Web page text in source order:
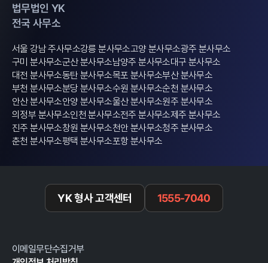
법무법인 YK
전국 사무소
서울 강남 주사무소강릉 분사무소고양 분사무소광주 분사무소
구미 분사무소군산 분사무소남양주 분사무소대구 분사무소
대전 분사무소동탄 분사무소목포 분사무소부산 분사무소
부천 분사무소분당 분사무소수원 분사무소순천 분사무소
안산 분사무소안양 분사무소울산 분사무소원주 분사무소
의정부 분사무소인천 분사무소전주 분사무소제주 분사무소
진주 분사무소창원 분사무소천안 분사무소청주 분사무소
춘천 분사무소평택 분사무소포항 분사무소
YK 형사 고객센터 1555-7040
이메일무단수집거부